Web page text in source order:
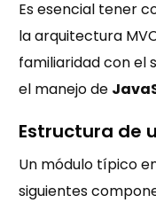
Es esencial tener
la arquitectura
familiaridad con el
el manejo de
Estructura de
Un módulo típico
siguientes